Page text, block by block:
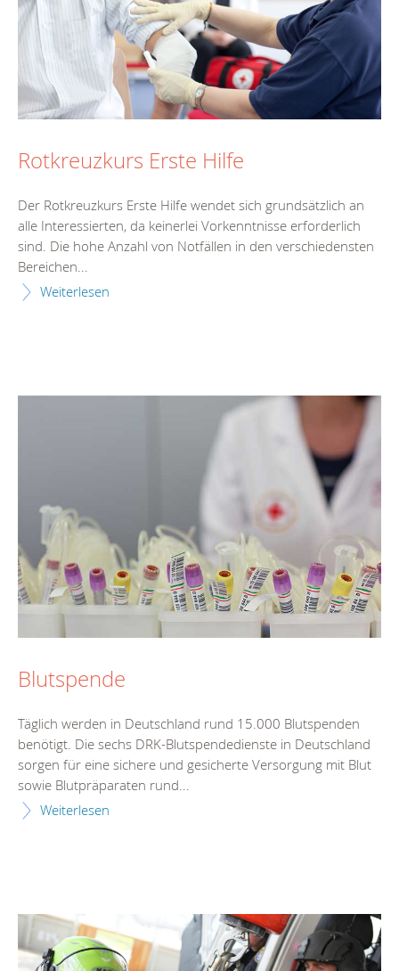
Rotkreuzkurs Erste Hilfe
Der Rotkreuzkurs Erste Hilfe wendet sich grundsätzlich an
alle Interessierten, da keinerlei Vorkenntnisse erforderlich
sind. Die hohe Anzahl von Notfällen in den verschiedensten
Bereichen...
Weiterlesen
Blutspende
Täglich werden in Deutschland rund 15.000 Blutspenden
benötigt. Die sechs DRK-Blutspendedienste in Deutschland
sorgen für eine sichere und gesicherte Versorgung mit Blut
sowie Blutpräparaten rund...
Weiterlesen